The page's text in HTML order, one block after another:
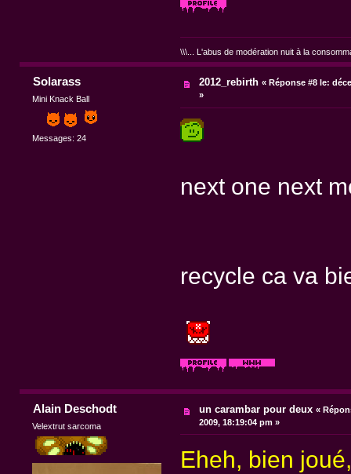
\\\... L'abus de modération nuit à la
Solarass
Mini Knack Ball
Messages: 24
2012_rebirth «Réponse #8 le:
»
next one next
recycle ca va
Alain Deschodt
Velextrut sarcoma
un carambar pour deux «
2009, 18:19:04 pm »
Eheh, bien